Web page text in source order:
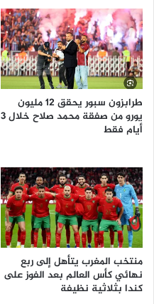
طرابزون سبور يحقق 12 مليون
يورو من صفقة محمد صلاح خلال 3
أيام فقط
منتخب المغرب يتأهل إلى ربع
نهائي كأس العالم بعد الفوز على
كندا بثلاثية نظيفة